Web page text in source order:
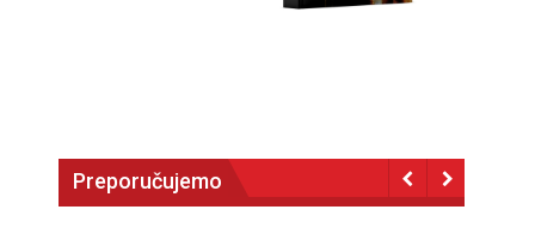
Preporučujemo